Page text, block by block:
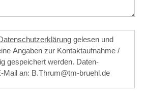
gelesen und
Angaben zur Kontaktaufnahme /
werden. Daten-
Mail an: B.Thrum@tm-bruehl.de